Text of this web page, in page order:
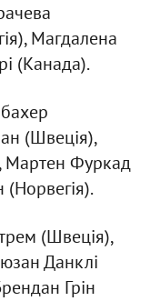
Магдалена
(Канада).
(Швеція),
Мартен Фуркад
(Норвегія).
(Швеція),
Данклі
Грін